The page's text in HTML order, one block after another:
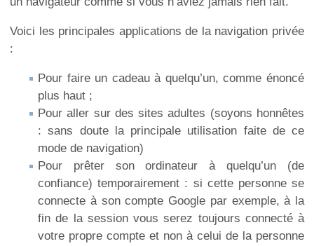
Voici les principales applications de la navigation privée
:
Pour faire un cadeau à quelqu’un, comme énoncé
plus haut ;
Pour aller sur des sites adultes (soyons honnêtes
: sans doute la principale utilisation faite de ce
mode de navigation)
Pour prêter son ordinateur à quelqu’un (de
confiance) temporairement : si cette personne se
connecte à son compte Google par exemple, à la
fin de la session vous serez toujours connecté à
votre propre compte et non à celui de la personne